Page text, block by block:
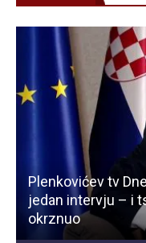
Plenkovićev tv
jedan intervju – i
okrznuo